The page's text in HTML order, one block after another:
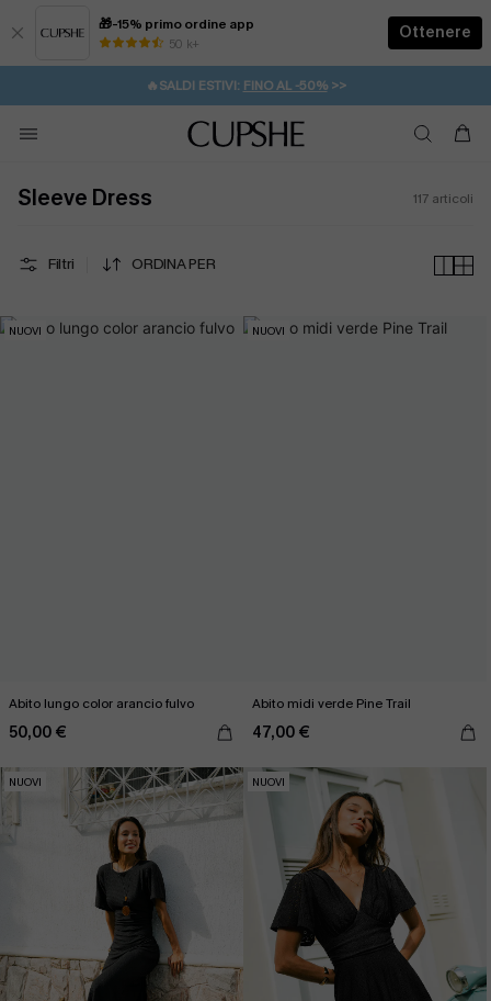
🎁-15% primo ordine app
50 k+
Ottenere
⚡️-15% SUGLI ESSENZIALI DA VACANZA | ACQUISTA
🔥SALDI ESTIVI: FINO AL -50%>>
🚚SPEDIZIONE GRATUITA DA 49€
💌REGALO PER I NUOVI: 20% DI SCONTO*
Sleeve Dress 117 articoli
Filtri ORDINA PER
NUOVI
Abito lungo color arancio fulvo
50,00 €
NUOVI
Abito midi verde Pine Trail
47,00 €
NUOVI NUOVI